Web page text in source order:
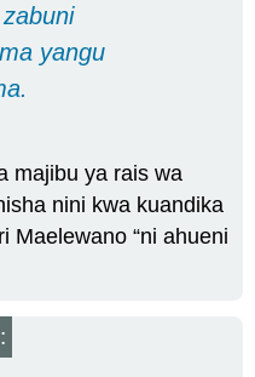
yangu
majibu ya rais wa
nini kwa kuandika
Maelewano “ni ahueni